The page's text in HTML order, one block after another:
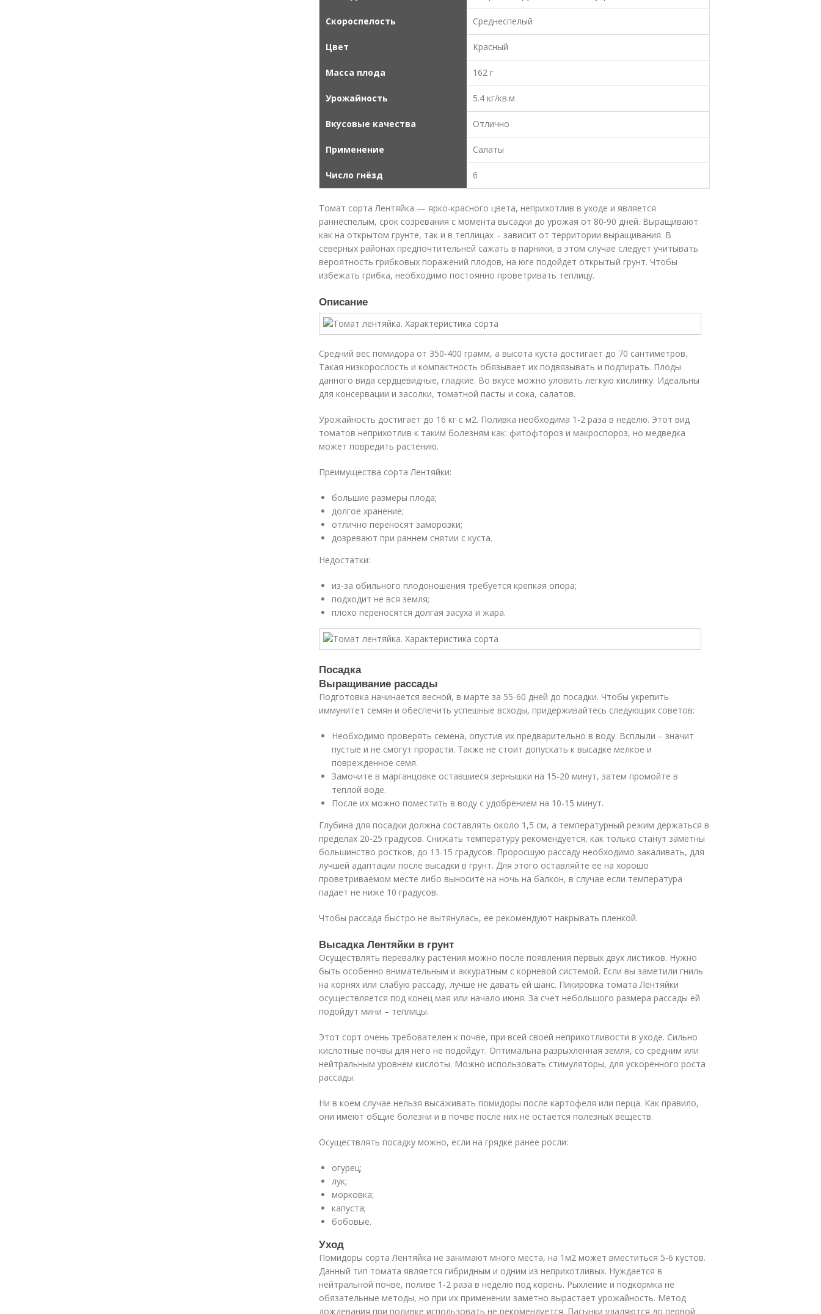
Скороспелость Среднеспелый
Цвет Красный
Масса плода 162 г
Урожайность 5.4 кг/кв.м
Вкусовые качества Отлично
Применение Салаты
Число гнёзд 6
Томат сорта Лентяйка — ярко-красного цвета, неприхотлив в уходе и является
раннеспелым, срок созревания с момента высадки до урожая от 80-90 дней. Выращивают
как на открытом грунте, так и в теплицах – зависит от территории выращивания. В
северных районах предпочтительней сажать в парники, в этом случае следует учитывать
вероятность грибковых поражений плодов, на юге подойдет открытый грунт. Чтобы
избежать грибка, необходимо постоянно проветривать теплицу.
Описание
Средний вес помидора от 350-400 грамм, а высота куста достигает до 70 сантиметров.
Такая низкорослость и компактность обязывает их подвязывать и подпирать. Плоды
данного вида сердцевидные, гладкие. Во вкусе можно уловить легкую кислинку. Идеальны
для консервации и засолки, томатной пасты и сока, салатов.
Урожайность достигает до 16 кг с м2. Поливка необходима 1-2 раза в неделю. Этот вид
томатов неприхотлив к таким болезням как: фитофтороз и макроспороз, но медведка
может повредить растению.
Преимущества сорта Лентяйки:
большие размеры плода;
долгое хранение;
отлично переносят заморозки;
дозревают при раннем снятии с куста.
Недостатки:
из-за обильного плодоношения требуется крепкая опора;
подходит не вся земля;
плохо переносятся долгая засуха и жара.
Посадка
Выращивание рассады
Подготовка начинается весной, в марте за 55-60 дней до посадки. Чтобы укрепить
иммунитет семян и обеспечить успешные всходы, придерживайтесь следующих советов:
Необходимо проверять семена, опустив их предварительно в воду. Всплыли – значит
пустые и не смогут прорасти. Также не стоит допускать к высадке мелкое и
поврежденное семя.
Замочите в марганцовке оставшиеся зернышки на 15-20 минут, затем промойте в
теплой воде.
После их можно поместить в воду с удобрением на 10-15 минут.
Глубина для посадки должна составлять около 1,5 см, а температурный режим держаться в
пределах 20-25 градусов. Снижать температуру рекомендуется, как только станут заметны
большинство ростков, до 13-15 градусов. Проросшую рассаду необходимо закаливать, для
лучшей адаптации после высадки в грунт. Для этого оставляйте ее на хорошо
проветриваемом месте либо выносите на ночь на балкон, в случае если температура
падает не ниже 10 градусов.
Чтобы рассада быстро не вытянулась, ее рекомендуют накрывать пленкой.
Высадка Лентяйки в грунт
Осуществлять перевалку растения можно после появления первых двух листиков. Нужно
быть особенно внимательным и аккуратным с корневой системой. Если вы заметили гниль
на корнях или слабую рассаду, лучше не давать ей шанс. Пикировка томата Лентяйки
осуществляется под конец мая или начало июня. За счет небольшого размера рассады ей
подойдут мини – теплицы.
Этот сорт очень требователен к почве, при всей своей неприхотливости в уходе. Сильно
кислотные почвы для него не подойдут. Оптимальна разрыхленная земля, со средним или
нейтральным уровнем кислоты. Можно использовать стимуляторы, для ускоренного роста
рассады.
Ни в коем случае нельзя высаживать помидоры после картофеля или перца. Как правило,
они имеют общие болезни и в почве после них не остается полезных веществ.
Осуществлять посадку можно, если на грядке ранее росли:
огурец;
лук;
морковка;
капуста;
бобовые.
Уход
Помидоры сорта Лентяйка не занимают много места, на 1м2 может вместиться 5-6 кустов.
Данный тип томата является гибридным и одним из неприхотливых. Нуждается в
нейтральной почве, поливе 1-2 раза в неделю под корень. Рыхление и подкормка не
обязательные методы, но при их применении заметно вырастает урожайность. Метод
дождевания при поливке использовать не рекомендуется. Пасынки удаляются до первой